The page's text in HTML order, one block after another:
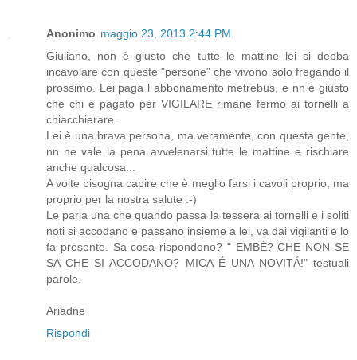
Anonimo maggio 23, 2013 2:44 PM
Giuliano, non è giusto che tutte le mattine lei si debba
incavolare con queste "persone" che vivono solo fregando il
prossimo. Lei paga l abbonamento metrebus, e nn è giusto
che chi è pagato per VIGILARE rimane fermo ai tornelli a
chiacchierare.
Lei è una brava persona, ma veramente, con questa gente,
nn ne vale la pena avvelenarsi tutte le mattine e rischiare
anche qualcosa...
A volte bisogna capire che è meglio farsi i cavoli proprio, ma
proprio per la nostra salute :-)
Le parla una che quando passa la tessera ai tornelli e i soliti
noti si accodano e passano insieme a lei, va dai vigilanti e lo
fa presente. Sa cosa rispondono? " EMBÉ? CHE NON SE
SA CHE SI ACCODANO? MICA É UNA NOVITÁ!" testuali
parole.
Ariadne
Rispondi